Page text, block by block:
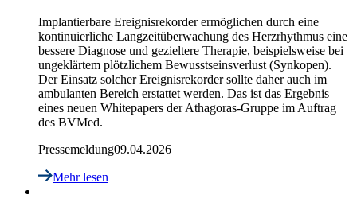
Implantierbare Ereignisrekorder ermöglichen durch eine
kontinuierliche Langzeitüberwachung des Herzrhythmus eine
bessere Diagnose und gezieltere Therapie, beispielsweise bei
ungeklärtem plötzlichem Bewusstseinsverlust (Synkopen).
Der Einsatz solcher Ereignisrekorder sollte daher auch im
ambulanten Bereich erstattet werden. Das ist das Ergebnis
eines neuen Whitepapers der Athagoras-Gruppe im Auftrag
des BVMed.
Pressemeldung09.04.2026
Mehr lesen